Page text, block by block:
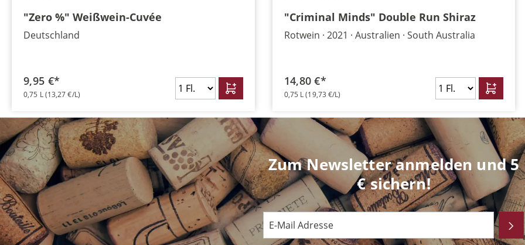
"Zero %" Weißwein-Cuvée
Deutschland
9,95 €*
0,75 L(13,27 €/L)
"Criminal Minds" Double Run Shiraz
Rotwein 2021 Australien South Australia
14,80 €*
0,75 L(19,73 €/L)
Zum Newsletter anmelden und 5
€ sichern!